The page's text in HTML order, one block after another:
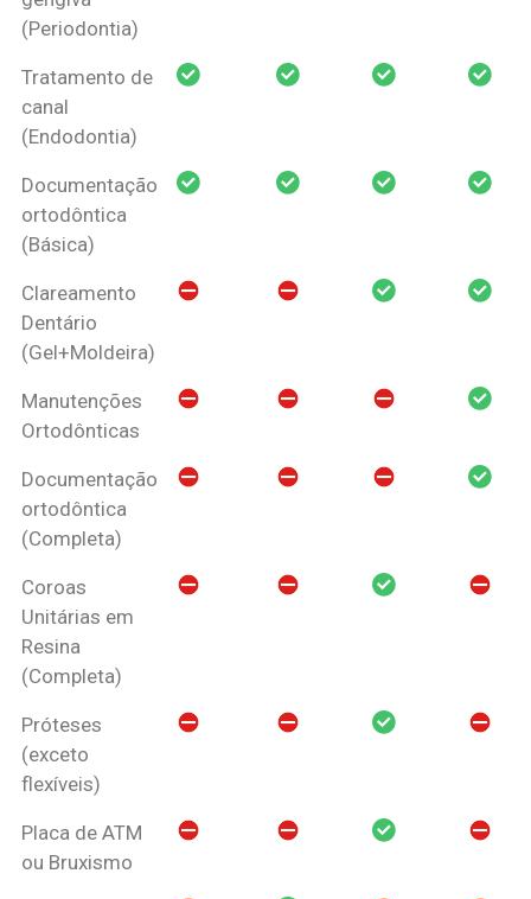
(Periodontia)
Tratamento de
canal
(Endodontia)
Documentação
ortodôntica
(Básica)
Clareamento
Dentário
(Gel+Moldeira)
Manutenções
Ortodônticas
Documentação
ortodôntica
(Completa)
Coroas
Unitárias em
Resina
(Completa)
Próteses
(exceto
flexíveis)
Placa de ATM
ou Bruxismo